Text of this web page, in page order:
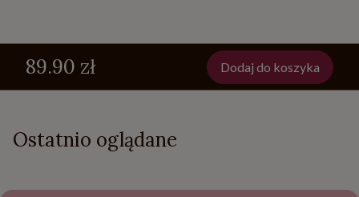
89.90 zł Dodaj do koszyka
Ostatnio oglądane